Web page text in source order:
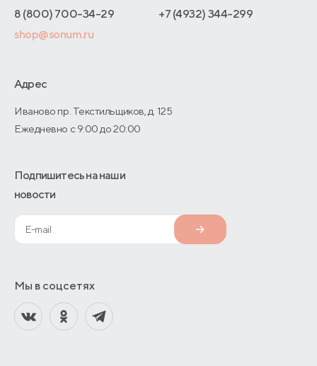
Адреса магазинов
Договор-оферты
Оптовые продажи
О производстве
8 (800) 700-34-29
+7 (4932) 344-299
shop@sonum.ru
Адрес
Иваново пр. Текстильщиков, д. 125
Ежедневно с 9:00 до 20:00
Подпишитесь на наши
новости
Мы в соцсетях